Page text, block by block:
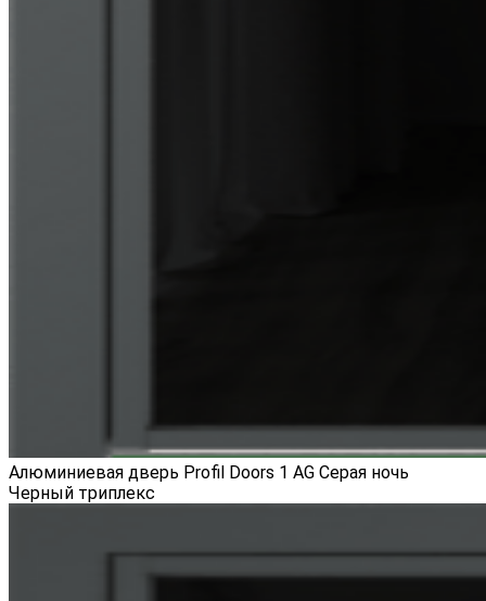
Алюминиевая дверь Profil Doors 1 AG Серая ночь
Черный триплекс